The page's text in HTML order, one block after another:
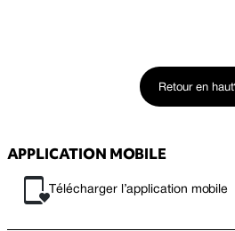
Retour en haut
APPLICATION MOBILE
Télécharger l’application mobile